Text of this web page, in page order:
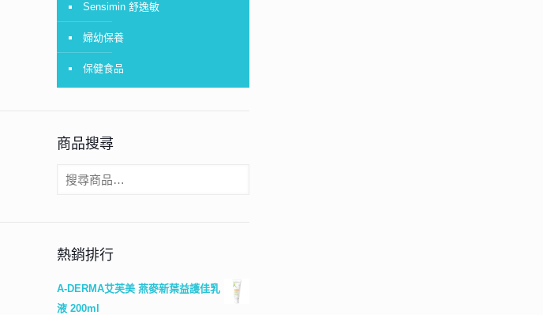
Sensimin 舒逸敏
婦幼保養
保健食品
商品搜尋
熱銷排行
A-DERMA艾芙美 燕麥新葉益護佳乳
液 200ml